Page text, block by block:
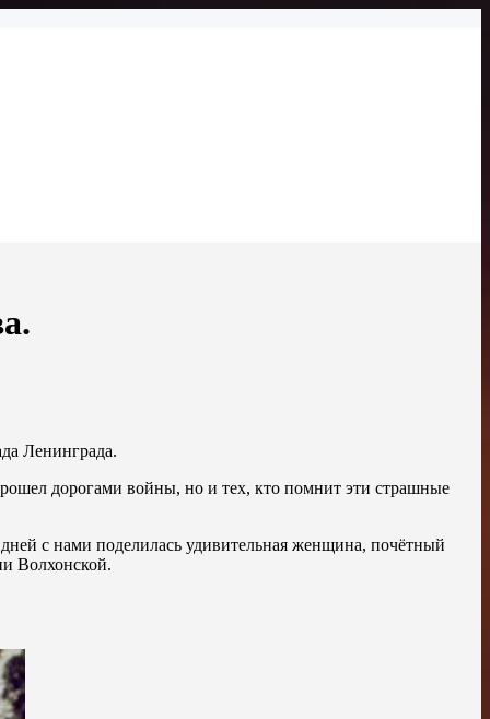
Ленинграда.
дорогами войны, но и тех, кто помнит эти страшные
с нами поделилась удивительная женщина, почётный
Волхонской.